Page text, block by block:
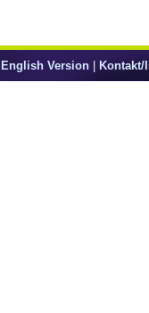
English Version | Kontakt/